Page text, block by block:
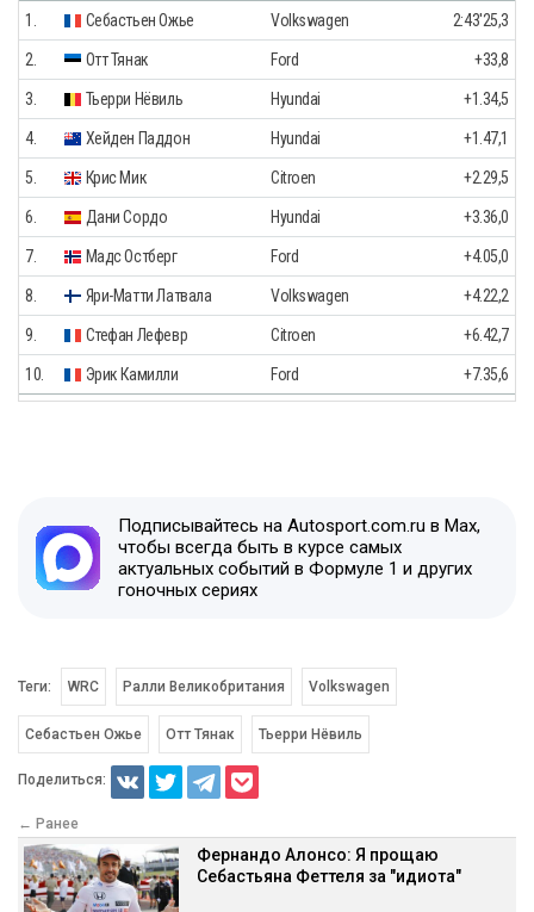
1. Себастьен Ожье Volkswagen 2:43'25,3
2. Отт Тянак Ford +33,8
3. Тьерри Нёвиль Hyundai +1.34,5
4. Хейден Паддон Hyundai +1.47,1
5. Крис Мик Citroen +2.29,5
6. Дани Сордо Hyundai +3.36,0
7. Мадс Остберг Ford +4.05,0
8. Яри-Матти Латвала Volkswagen +4.22,2
9. Стефан Лефевр Citroen +6.42,7
10. Эрик Камилли Ford +7.35,6
Подписывайтесь на Autosport.com.ru в Max,
чтобы всегда быть в курсе самых
актуальных событий в Формуле 1 и других
гоночных сериях
Теги: WRC Ралли Великобритания Volkswagen
Себастьен Ожье Отт Тянак Тьерри Нёвиль
Поделиться:
← Ранее
Фернандо Алонсо: Я прощаю
Себастьяна Феттеля за "идиота"